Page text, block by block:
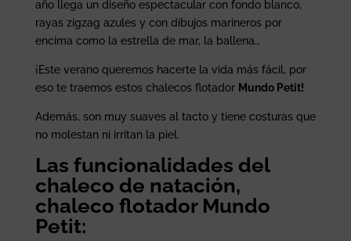
año llega un diseño espectacular con fondo blanco,
rayas zigzag azules y con dibujos marineros por
encima como la estrella de mar, la ballena…
¡Este verano queremos hacerte la vida más fácil, por
eso te traemos estos chalecos flotador Mundo Petit!
Además, son muy suaves al tacto y tiene costuras que
no molestan ni irritan la piel.
Las funcionalidades del
chaleco de natación,
chaleco flotador Mundo
Petit: